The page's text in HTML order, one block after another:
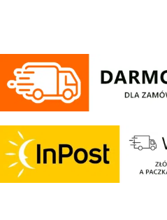
dotyku - mocne żebrowane
ściągacze na rękawach oraz u
dołu bluzy - żebrowany kołnierz -
ściągacze rękawów dodatkowo
posiadają otwory na kciuk - od
wewnętrznej strony lamówka przy
karku chroniąca przed otarciami -
silikonowa kwadratowa naszywka
na lewym rękawie z logo marki Pit
Bull - duży nadruk na plecach oraz